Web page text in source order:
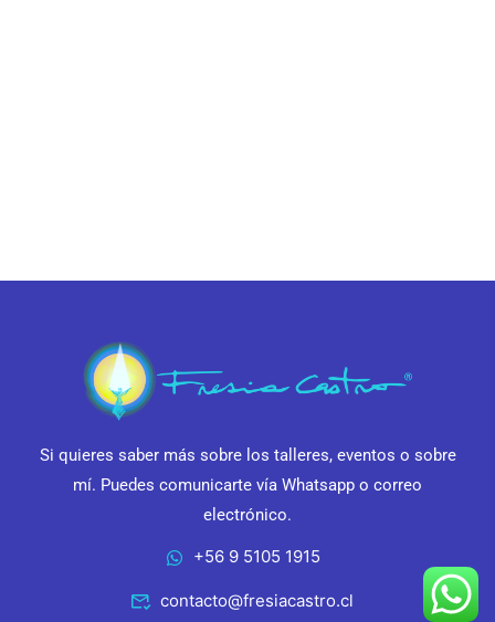
Si quieres saber más sobre los talleres, eventos o sobre
mí. Puedes comunicarte vía Whatsapp o correo
electrónico.
+56 9 5105 1915
contacto@fresiacastro.cl